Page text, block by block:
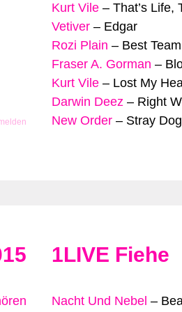
Kurt Vile – That’s Life,
Vetiver – Edgar
Rozi Plain – Best Team
Fraser A. Gorman –
Kurt Vile – Lost My
Darwin Deez – Right
New Order – Stray Dog
1LIVE Fiehe
Nacht Und Nebel –